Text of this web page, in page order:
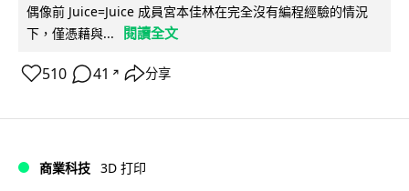
偶像前 Juice=Juice 成員宮本佳林在完全沒有編程經驗的情況
下，僅憑藉與...
閱讀全文
510 41 ↗ 分享
商業科技 3D 打印